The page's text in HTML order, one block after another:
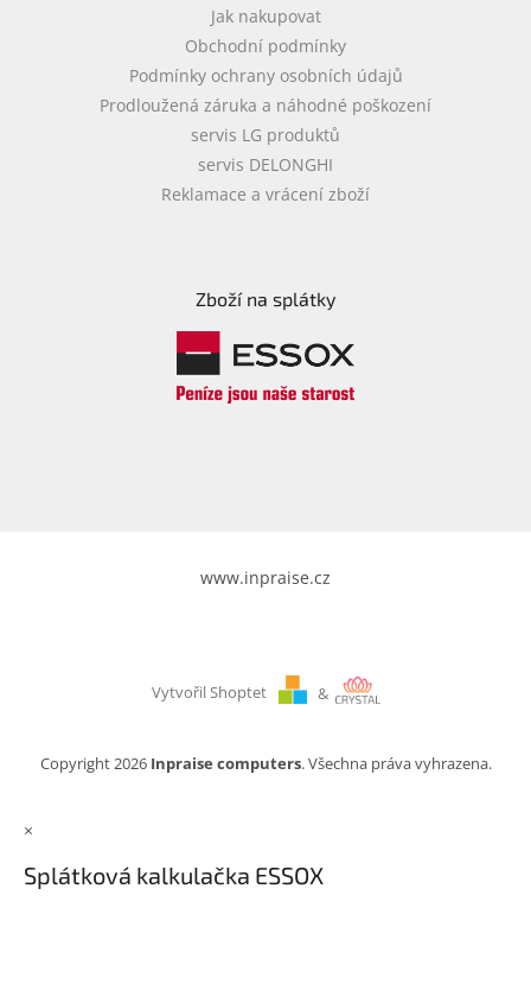
Jak nakupovat
Obchodní podmínky
Podmínky ochrany osobních údajů
Prodloužená záruka a náhodné poškození
servis LG produktů
servis DELONGHI
Reklamace a vrácení zboží
Zboží na splátky
www.inpraise.cz
Vytvořil Shoptet &
Copyright 2026 Inpraise computers. Všechna práva vyhrazena.
×
Splátková kalkulačka ESSOX